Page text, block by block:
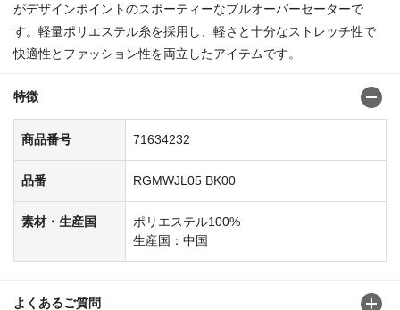
がデザインポイントのスポーティーなプルオーバーセーターで
す。軽量ポリエステル糸を採用し、軽さと十分なストレッチ性で
快適性とファッション性を両立したアイテムです。
特徴
商品番号 71634232
品番 RGMWJL05 BK00
素材・生産国
ポリエステル100%
生産国：中国
よくあるご質問